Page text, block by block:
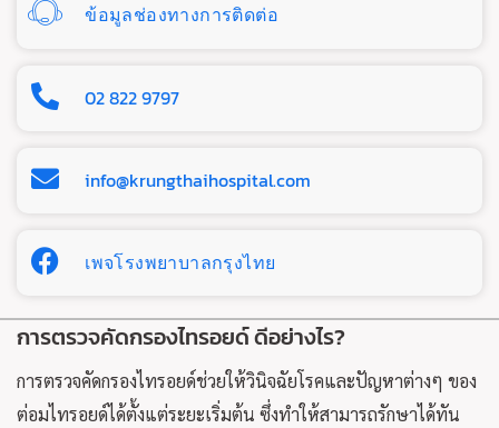
ข้อมูลช่องทางการติดต่อ
02 822 9797
info@krungthaihospital.com
เพจโรงพยาบาลกรุงไทย
การตรวจคัดกรองไทรอยด์ ดีอย่างไร?
การตรวจคัดกรองไทรอยด์ช่วยให้วินิจฉัยโรคและปัญหาต่างๆ ของ
ต่อมไทรอยด์ได้ตั้งแต่ระยะเริ่มต้น ซึ่งทำให้สามารถรักษาได้ทัน